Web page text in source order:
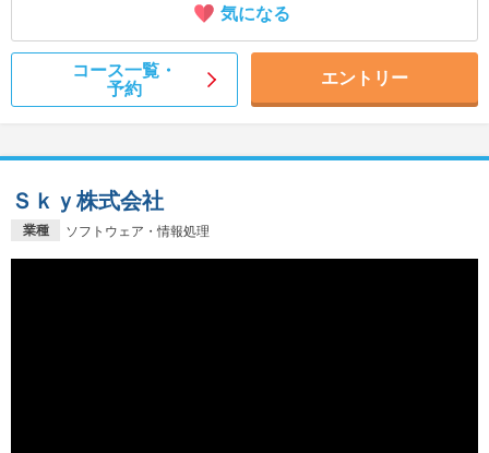
気になる
コース一覧・
予約
エントリー
業種 ソフトウェア・情報処理
Ｓｋｙ株式会社